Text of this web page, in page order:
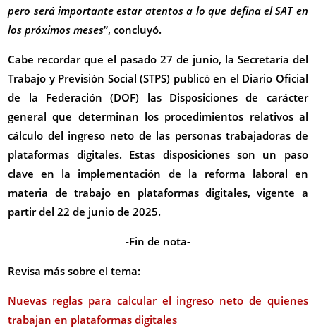
pero será importante estar atentos a lo que defina el SAT en
los próximos meses”, concluyó.
Cabe recordar que el pasado 27 de junio, la Secretaría del
Trabajo y Previsión Social (STPS) publicó en el Diario Oficial
de la Federación (DOF) las Disposiciones de carácter
general que determinan los procedimientos relativos al
cálculo del ingreso neto de las personas trabajadoras de
plataformas digitales. Estas disposiciones son un paso
clave en la implementación de la reforma laboral en
materia de trabajo en plataformas digitales, vigente a
partir del 22 de junio de 2025.
-Fin de nota-
Revisa más sobre el tema:
Nuevas reglas para calcular el ingreso neto de quienes
trabajan en plataformas digitales